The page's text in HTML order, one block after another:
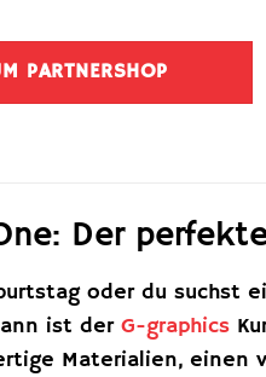
PARTNERSHOP
Der
oder du suchst
ist derG-graphics
Materialien, einen